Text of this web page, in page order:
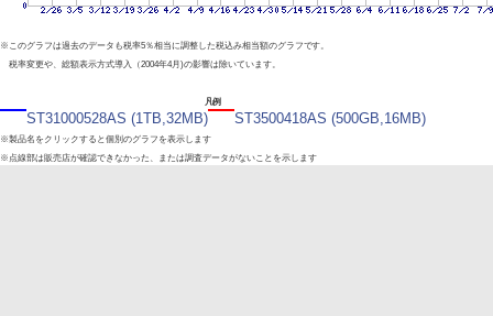
※このグラフは過去のデータも税率5％相当に調整した税込み相当額のグラフです。
税率変更や、総額表示方式導入（2004年4月)の影響は除いています。
凡例
ST31000528AS (1TB,32MB) ST3500418AS (500GB,16MB)
※製品名をクリックすると個別のグラフを表示します
※点線部は販売店が確認できなかった、または調査データがないことを示します